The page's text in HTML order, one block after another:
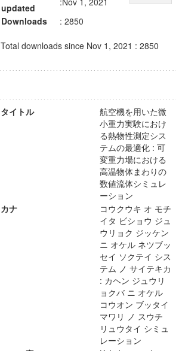
updated
Downloads
: 2850
Total downloads since Nov 1, 2021 : 2850
タイトル
航空機を用いた微
小重力実験におけ
る熱物性測定シス
テムの最適化 : 可
変重力場における
高温物体まわりの
数値流体シミュレ
ーション
カナ
コウクウキ オ モチ
イタ ビショウ ジュ
ウリョク ジッケン
ニ オケル ネツブッ
セイ ソクテイ シス
テム ノ サイテキカ
: カヘン ジュウリ
ョクバ ニ オケル
コウオン ブッタイ
マワリ ノ スウチ
リュウタイ シミュ
レーション